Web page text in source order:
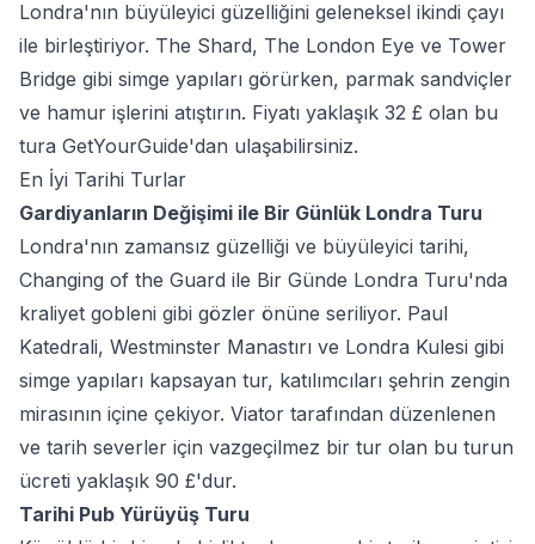
Londra'nın büyüleyici güzelliğini geleneksel ikindi çayı
ile birleştiriyor. The Shard, The London Eye ve Tower
Bridge gibi simge yapıları görürken, parmak sandviçler
ve hamur işlerini atıştırın. Fiyatı yaklaşık 32 £ olan bu
tura GetYourGuide'dan ulaşabilirsiniz.
En İyi Tarihi Turlar
Gardiyanların Değişimi ile Bir Günlük Londra Turu
Londra'nın zamansız güzelliği ve büyüleyici tarihi,
Changing of the Guard ile Bir Günde Londra Turu'nda
kraliyet gobleni gibi gözler önüne seriliyor. Paul
Katedrali, Westminster Manastırı ve Londra Kulesi gibi
simge yapıları kapsayan tur, katılımcıları şehrin zengin
mirasının içine çekiyor. Viator tarafından düzenlenen
ve tarih severler için vazgeçilmez bir tur olan bu turun
ücreti yaklaşık 90 £'dur.
Tarihi Pub Yürüyüş Turu